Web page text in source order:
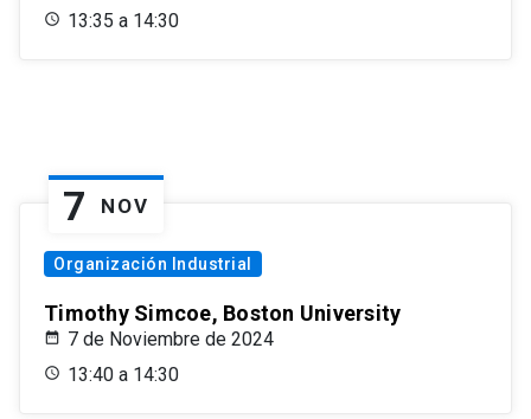
13:35 a 14:30
7 NOV
Organización Industrial
Timothy Simcoe, Boston University
7 de Noviembre de 2024
13:40 a 14:30